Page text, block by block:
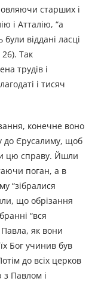
старших і
і Атталію, “а
були віддані ласці
Так
трудів і
і тисяч
конечне воно
до Єрусалиму, щоб
цю справу. Йшли
поган, а в
“зібралися
що обрізання
“вся
як вони
Бог учинив був
до всіх церков
з Павлом і